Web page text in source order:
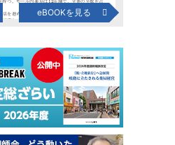
eBOOKを見る